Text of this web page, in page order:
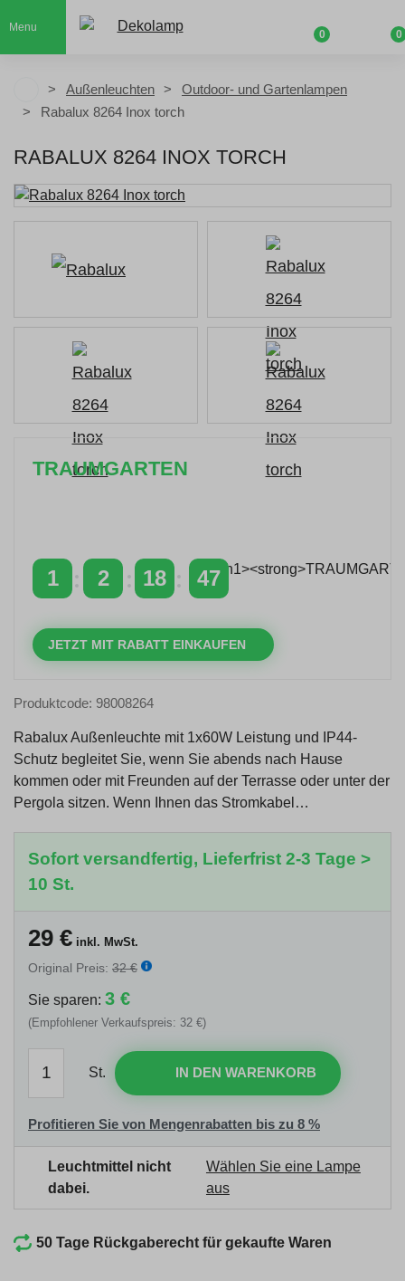
Menu
0 0
Außenleuchten
Outdoor- und Gartenlampen
Rabalux 8264 Inox torch
RABALUX 8264 INOX TORCH
TRAUMGARTEN
1 2 18 46
JETZT MIT RABATT EINKAUFEN
Produktcode: 98008264
Rabalux Außenleuchte mit 1x60W Leistung und IP44-
Schutz begleitet Sie, wenn Sie abends nach Hause
kommen oder mit Freunden auf der Terrasse oder unter der
Pergola sitzen. Wenn Ihnen das Stromkabel…
Sofort versandfertig, Lieferfrist 2-3 Tage >
10 St.
29 € inkl. MwSt.
Original Preis: 32 €
Sie sparen: 3 €
(Empfohlener Verkaufspreis: 32 €)
St. IN DEN WARENKORB
Profitieren Sie von Mengenrabatten bis zu 8 %
Leuchtmittel nicht
dabei.
Wählen Sie eine Lampe
aus
50 Tage Rückgaberecht für gekaufte Waren